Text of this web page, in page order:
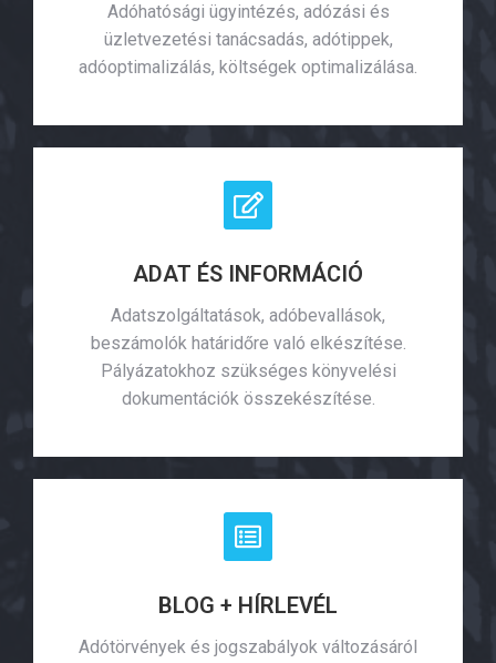
Adóhatósági ügyintézés, adózási és
üzletvezetési tanácsadás, adótippek,
adóoptimalizálás, költségek optimalizálása.
ADAT ÉS INFORMÁCIÓ
Adatszolgáltatások, adóbevallások,
beszámolók határidőre való elkészítése.
Pályázatokhoz szükséges könyvelési
dokumentációk összekészítése.
BLOG + HÍRLEVÉL
Adótörvények és jogszabályok változásáról